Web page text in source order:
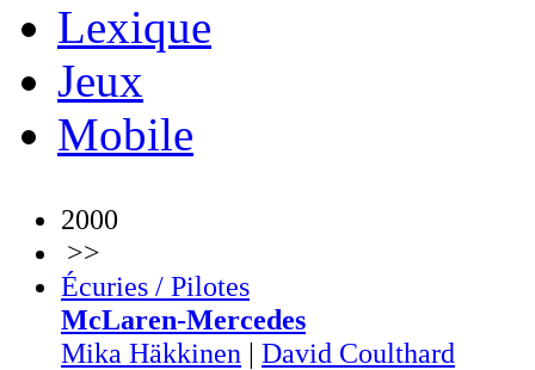
Lexique
Jeux
Mobile
2000
>>
Écuries / Pilotes
McLaren-Mercedes
Mika Häkkinen | David Coulthard